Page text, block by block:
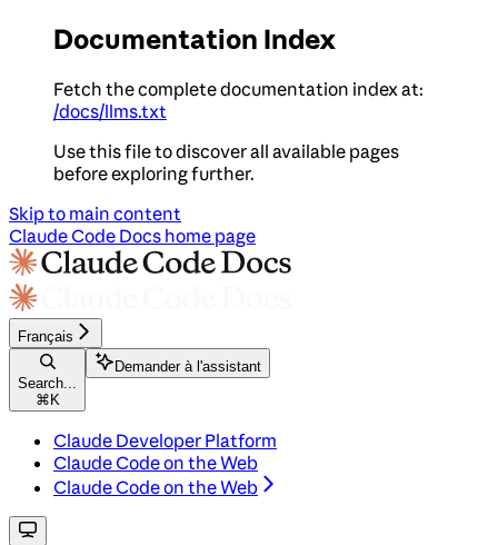
Documentation Index
Fetch the complete documentation index at:
/docs/llms.txt
Use this file to discover all available pages
before exploring further.
Skip to main content
Claude Code Docs home page
Français
Search...
⌘ K
Demander à l'assistant
Claude Developer Platform
Claude Code on the Web
Claude Code on the Web